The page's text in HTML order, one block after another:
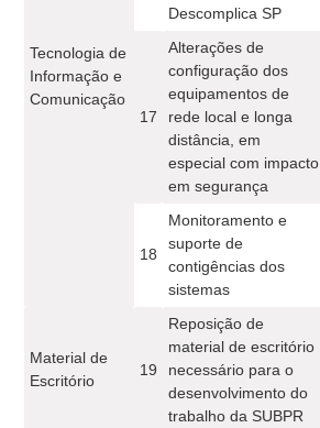
Tecnologia de
Informação e
Comunicação
Descomplica SP
17
Alterações de
configuração dos
equipamentos de
rede local e longa
distância, em
especial com impacto
em segurança
18
Monitoramento e
suporte de
contigências dos
sistemas
Material de
Escritório
19
Reposição de
material de escritório
necessário para o
desenvolvimento do
trabalho da SUBPR